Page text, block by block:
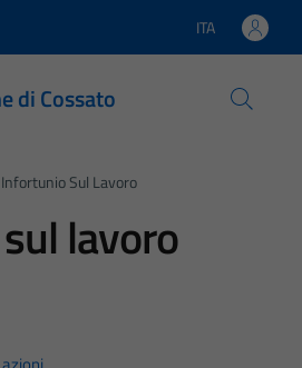
Lingua attiva:
ITA
di Cossato
Infortunio Sul Lavoro
lavoro